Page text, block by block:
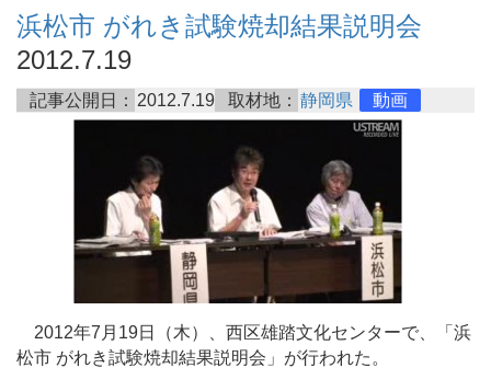
浜松市 がれき試験焼却結果説明会
2012.7.19
記事公開日： 2012.7.19 取材地： 静岡県 動画
2012年7月19日（木）、西区雄踏文化センターで、「浜
松市 がれき試験焼却結果説明会」が行われた。